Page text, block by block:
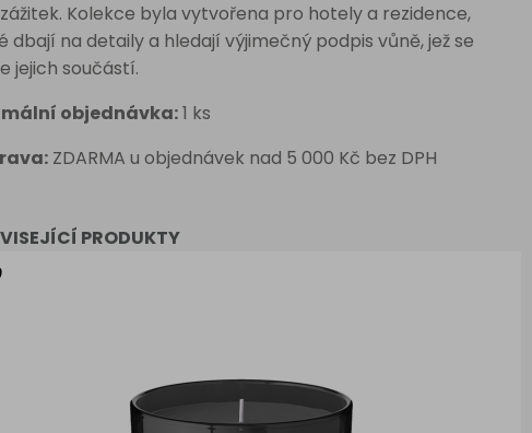
Kolekce byla vytvořena pro hotely a rezidence,
dbají na detaily a hledají výjimečný podpis vůně, jež se
jejich součástí.
objednávka:1 ks
ZDARMA u objednávek nad 5 000 Kč bez DPH
PRODUKTY